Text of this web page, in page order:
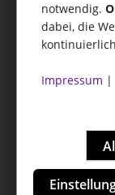
notwendig.
dabei, die
Impressum |